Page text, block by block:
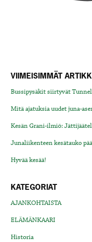
VIIMEISIMMÄT
Bussipysäkit siirtyvät
Mitä ajatuksia uudet juna-
Kesän Grani-ilmiö:
Junaliikenteen kesätauko
Hyvää kesää!
KATEGORIAT
AJANKOHTAISTA
ELÄMÄNKAARI
Historia